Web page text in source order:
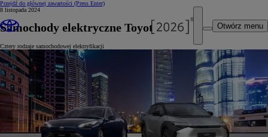
Przejdź do głównej zawartości (Press Enter)
Otwórz menu
8 listopada 2024
Samochody elektryczne Toyota
Cztery rodzaje samochodowej elektryfikacji